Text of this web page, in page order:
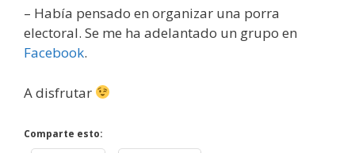
– Había pensado en organizar una porra
electoral. Se me ha adelantado un grupo en
Facebook.
A disfrutar
Comparte esto: